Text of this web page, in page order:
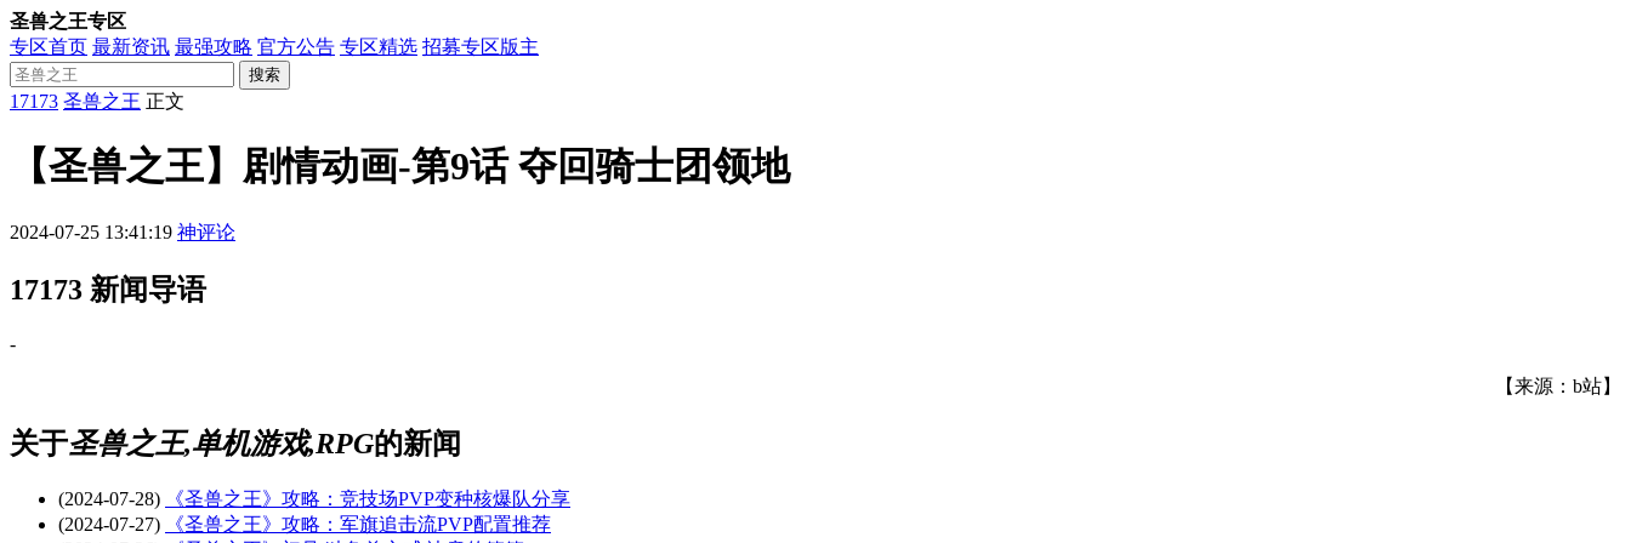
圣兽之王专区
专区首页 最新资讯 最强攻略 官方公告 专区精选 招募专区版主
搜索
17173 圣兽之王 正文
【圣兽之王】剧情动画-第9话 夺回骑士团领地
2024-07-25 13:41:19 神评论
17173 新闻导语
-
【来源：b站】
关于圣兽之王,单机游戏,RPG的新闻
(2024-07-28)
《圣兽之王》攻略：竞技场PVP变种核爆队分享
(2024-07-27)
《圣兽之王》攻略：军旗追击流PVP配置推荐